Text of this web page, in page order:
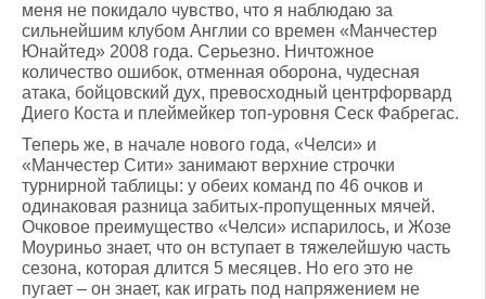
меня не покидало чувство, что я наблюдаю за
сильнейшим клубом Англии со времен «Манчестер
Юнайтед» 2008 года. Серьезно. Ничтожное
количество ошибок, отменная оборона, чудесная
атака, бойцовский дух, превосходный центрфорвард
Диего Коста и плеймейкер топ-уровня Сеск Фабрегас.
Теперь же, в начале нового года, «Челси» и
«Манчестер Сити» занимают верхние строчки
турнирной таблицы: у обеих команд по 46 очков и
одинаковая разница забитых-пропущенных мячей.
Очковое преимущество «Челси» испарилось, и Жозе
Моуриньо знает, что он вступает в тяжелейшую часть
сезона, которая длится 5 месяцев. Но его это не
пугает – он знает, как играть под напряжением не